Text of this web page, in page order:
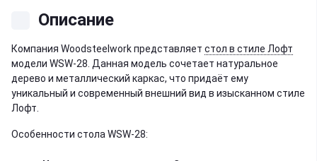
Описание
Компания Woodsteelwork представляет стол в стиле Лофт
модели WSW-28. Данная модель сочетает натуральное
дерево и металлический каркас, что придаёт ему
уникальный и современный внешний вид в изысканном стиле
Лофт.
Особенности стола WSW-28: